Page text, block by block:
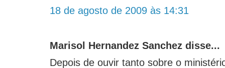
18 de agosto de 2009 às 14:31
Marisol Hernandez Sanchez disse...
Depois de ouvir tanto sobre o